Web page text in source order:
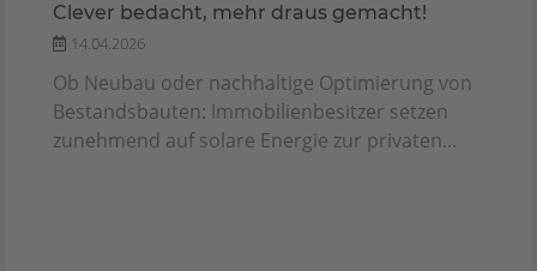
Clever bedacht, mehr draus gemacht!
14.04.2026
Ob Neubau oder nachhaltige Optimierung von
Bestandsbauten: Immobilienbesitzer setzen
zunehmend auf solare Energie zur privaten...